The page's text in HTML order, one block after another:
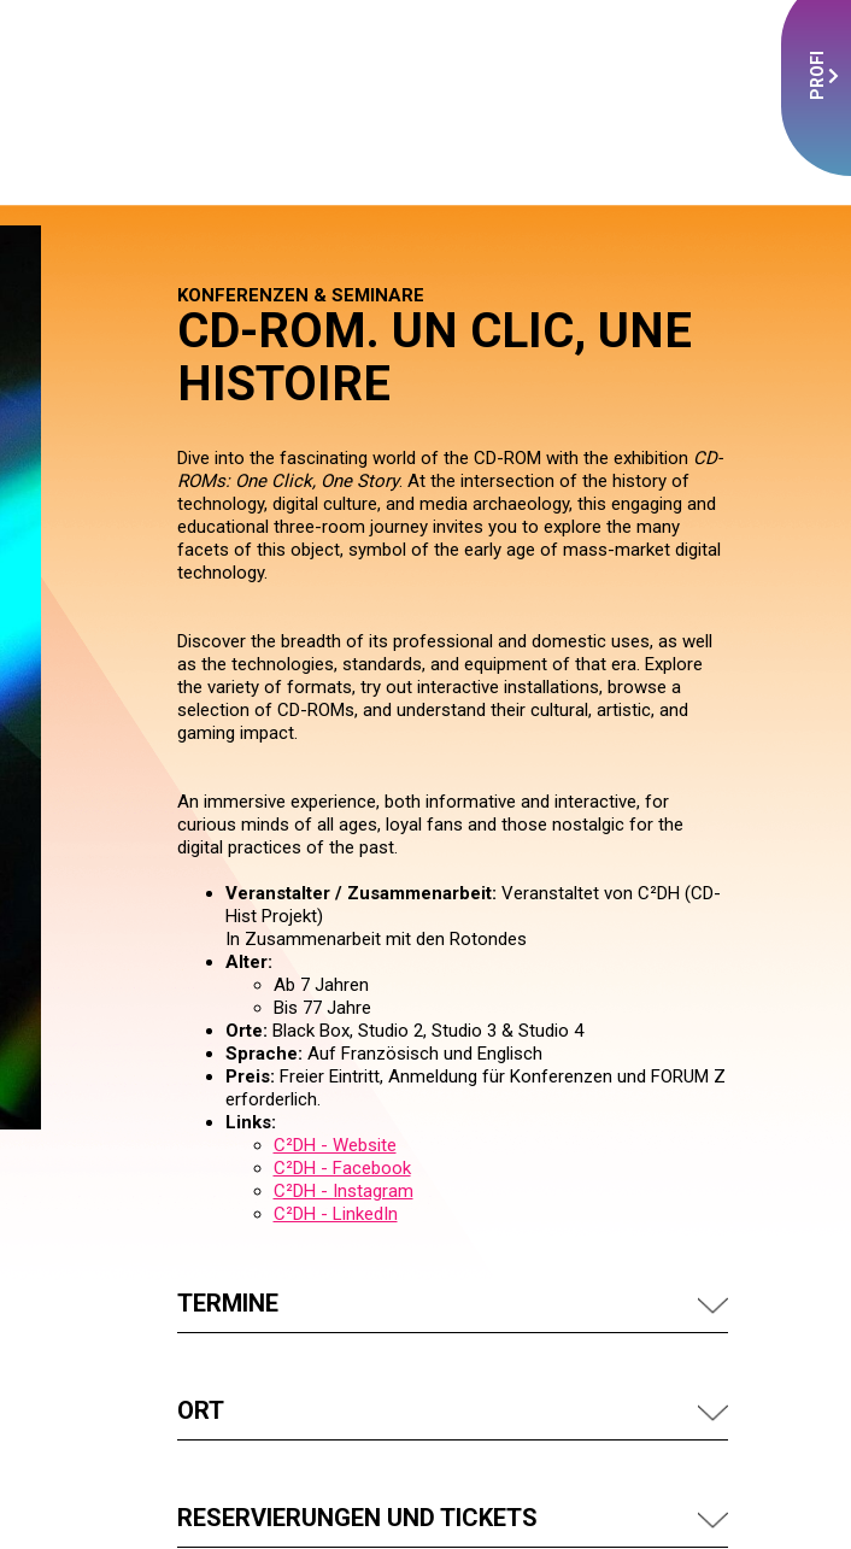
PROFI
KONFERENZEN & SEMINARE
CD-ROM. UN CLIC, UNE
HISTOIRE
Dive into the fascinating world of the CD-ROM with the exhibition CD-
ROMs: One Click, One Story. At the intersection of the history of
technology, digital culture, and media archaeology, this engaging and
educational three-room journey invites you to explore the many
facets of this object, symbol of the early age of mass-market digital
technology.
Discover the breadth of its professional and domestic uses, as well
as the technologies, standards, and equipment of that era. Explore
the variety of formats, try out interactive installations, browse a
selection of CD-ROMs, and understand their cultural, artistic, and
gaming impact.
An immersive experience, both informative and interactive, for
curious minds of all ages, loyal fans and those nostalgic for the
digital practices of the past.
Veranstalter / Zusammenarbeit: Veranstaltet von C²DH (CD-
Hist Projekt)
In Zusammenarbeit mit den Rotondes
Alter:
Ab 7 Jahren
Bis 77 Jahre
Orte: Black Box, Studio 2, Studio 3 & Studio 4
Sprache: Auf Französisch und Englisch
Preis: Freier Eintritt, Anmeldung für Konferenzen und FORUM Z
erforderlich.
Links:
C²DH - Website
C²DH - Facebook
C²DH - Instagram
C²DH - LinkedIn
TERMINE
ORT
RESERVIERUNGEN UND TICKETS